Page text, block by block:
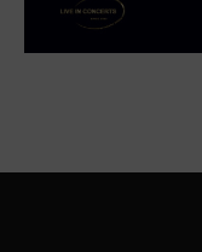
Pro školy
DOVýuky